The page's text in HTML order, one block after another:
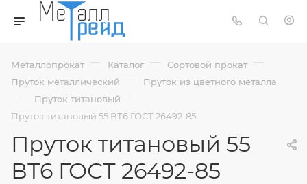
Металлопрокат — Каталог — Сортовой прокат —
Пруток металлический — Пруток из цветного металла
— Пруток титановый —
Пруток титановый 55 ВТ6 ГОСТ 26492-85
Пруток титановый 55
ВТ6 ГОСТ 26492-85